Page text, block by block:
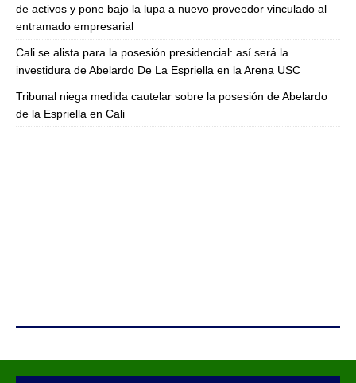
de activos y pone bajo la lupa a nuevo proveedor vinculado al
entramado empresarial
Cali se alista para la posesión presidencial: así será la
investidura de Abelardo De La Espriella en la Arena USC
Tribunal niega medida cautelar sobre la posesión de Abelardo
de la Espriella en Cali